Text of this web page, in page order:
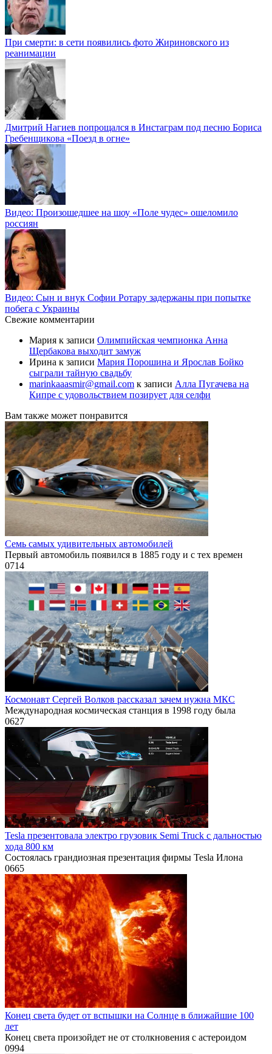
При смерти: в сети появились фото Жириновского из
реанимации
Дмитрий Нагиев попрощался в Инстаграм под песню Бориса
Гребенщикова «Поезд в огне»
Видео: Произошедшее на шоу «Поле чудес» ошеломило
россиян
Видео: Сын и внук Софии Ротару задержаны при попытке
побега с Украины
Свежие комментарии
Мария к записи Олимпийская чемпионка Анна
Щербакова выходит замуж
Ирина к записи Мария Порошина и Ярослав Бойко
сыграли тайную свадьбу
marinkaaasmir@gmail.com к записи Алла Пугачева на
Кипре с удовольствием позирует для селфи
Вам также может понравится
Семь самых удивительных автомобилей
Первый автомобиль появился в 1885 году и с тех времен
0714
Космонавт Сергей Волков рассказал зачем нужна МКС
Международная космическая станция в 1998 году была
0627
Tesla презентовала электро грузовик Semi Truck с дальностью
хода 800 км
Состоялась грандиозная презентация фирмы Tesla Илона
0665
Конец света будет от вспышки на Солнце в ближайшие 100
лет
Конец света произойдет не от столкновения с астероидом
0994